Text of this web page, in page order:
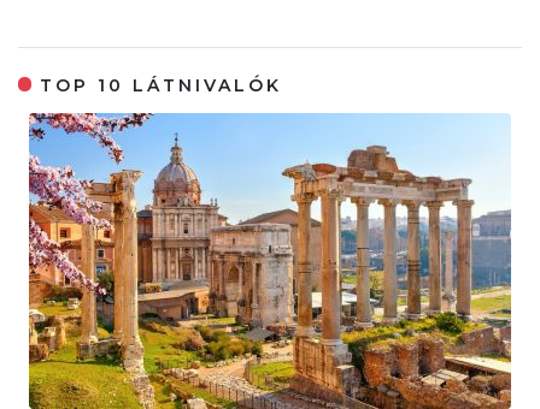
TOP 10 LÁTNIVALÓK